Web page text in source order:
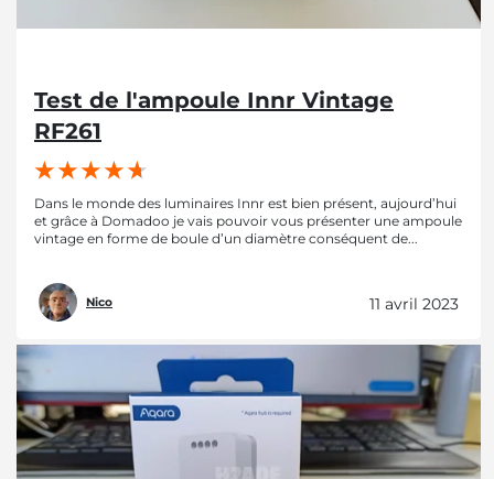
Test de l'ampoule Innr Vintage
RF261
Dans le monde des luminaires Innr est bien présent, aujourd’hui
et grâce à Domadoo je vais pouvoir vous présenter une ampoule
vintage en forme de boule d’un diamètre conséquent de...
Nico 11 avril 2023